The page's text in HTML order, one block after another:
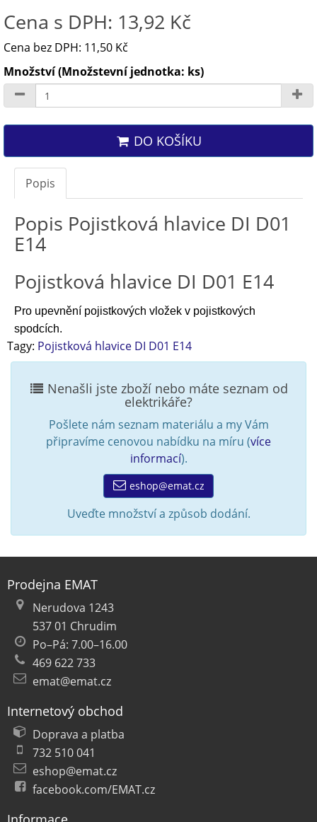
Cena s DPH: 13,92 Kč
Cena bez DPH: 11,50 Kč
Množství (Množstevní jednotka: ks)
DO KOŠÍKU
Popis
Popis Pojistková hlavice DI D01
E14
Pojistková hlavice DI D01 E14
Pro upevnění pojistkových vložek v pojistkových
spodcích.
Tagy: Pojistková hlavice DI D01 E14
Nenašli jste zboží nebo máte seznam od
elektrikáře?
Pošlete nám seznam materiálu a my Vám
připravíme cenovou nabídku na míru (více
informací).
eshop@emat.cz
Uveďte množství a způsob dodání.
Prodejna EMAT
Nerudova 1243
537 01 Chrudim
Po–Pá: 7.00–16.00
469 622 733
emat@emat.cz
Internetový obchod
Doprava a platba
732 510 041
eshop@emat.cz
facebook.com/EMAT.cz